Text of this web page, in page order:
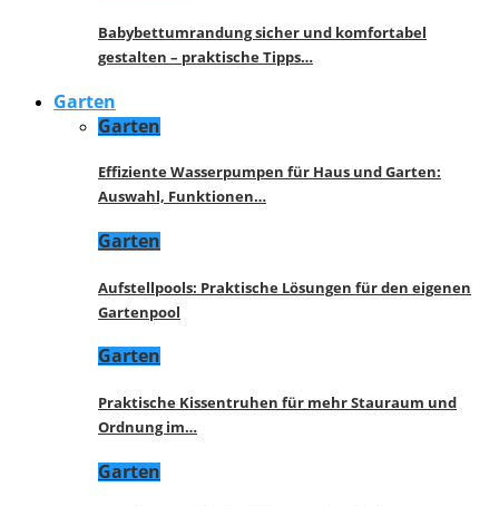
Babybettumrandung sicher und komfortabel
gestalten – praktische Tipps…
Garten
Garten
Effiziente Wasserpumpen für Haus und Garten:
Auswahl, Funktionen…
Garten
Aufstellpools: Praktische Lösungen für den eigenen
Gartenpool
Garten
Praktische Kissentruhen für mehr Stauraum und
Ordnung im…
Garten